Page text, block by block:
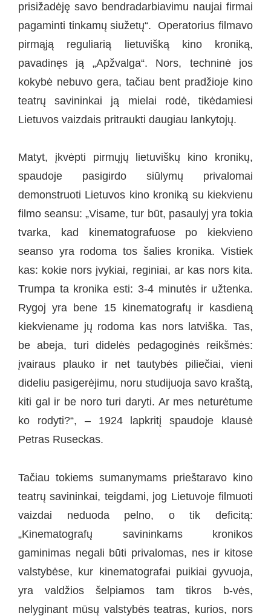
prisižadėję savo bendradarbiavimu naujai firmai
pagaminti tinkamų siužetų“. Operatorius filmavo
pirmąją reguliarią lietuvišką kino kroniką,
pavadinęs ją „Apžvalga“. Nors, techninė jos
kokybė nebuvo gera, tačiau bent pradžioje kino
teatrų savininkai ją mielai rodė, tikėdamiesi
Lietuvos vaizdais pritraukti daugiau lankytojų.
Matyt, įkvėpti pirmųjų lietuviškų kino kronikų,
spaudoje pasigirdo siūlymų privalomai
demonstruoti Lietuvos kino kroniką su kiekvienu
filmo seansu: „Visame, tur būt, pasaulyj yra tokia
tvarka, kad kinematografuose po kiekvieno
seanso yra rodoma tos šalies kronika. Vistiek
kas: kokie nors įvykiai, reginiai, ar kas nors kita.
Trumpa ta kronika esti: 3-4 minutės ir užtenka.
Rygoj yra bene 15 kinematografų ir kasdieną
kiekviename jų rodoma kas nors latviška. Tas,
be abeja, turi didelės pedagoginės reikšmės:
įvairaus plauko ir net tautybės piliečiai, vieni
dideliu pasigerėjimu, noru studijuoja savo kraštą,
kiti gal ir be noro turi daryti. Ar mes neturėtume
ko rodyti?“, – 1924 lapkritį spaudoje klausė
Petras Ruseckas.
Tačiau tokiems sumanymams prieštaravo kino
teatrų savininkai, teigdami, jog Lietuvoje filmuoti
vaizdai neduoda pelno, o tik deficitą:
„Kinematografų savininkams kronikos
gaminimas negali būti privalomas, nes ir kitose
valstybėse, kur kinematografai puikiai gyvuoja,
yra valdžios šelpiamos tam tikros b-vės,
nelyginant mūsų valstybės teatras, kurios, nors